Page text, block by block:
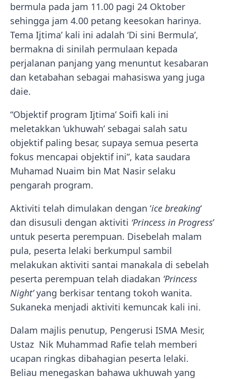
bermula pada jam 11.00 pagi 24 Oktober
sehingga jam 4.00 petang keesokan harinya.
Tema Ijtima’ kali ini adalah ‘Di sini Bermula’,
bermakna di sinilah permulaan kepada
perjalanan panjang yang menuntut kesabaran
dan ketabahan sebagai mahasiswa yang juga
daie.
“Objektif program Ijtima’ Soifi kali ini
meletakkan ‘ukhuwah’ sebagai salah satu
objektif paling besar, supaya semua peserta
fokus mencapai objektif ini”, kata saudara
Muhamad Nuaim bin Mat Nasir selaku
pengarah program.
Aktiviti telah dimulakan dengan ‘ice breaking‘
dan disusuli dengan aktiviti ‘Princess in Progress’
untuk peserta perempuan. Disebelah malam
pula, peserta lelaki berkumpul sambil
melakukan aktiviti santai manakala di sebelah
peserta perempuan telah diadakan ’Princess
Night’yang berkisar tentang tokoh wanita.
Sukaneka menjadi aktiviti kemuncak kali ini.
Dalam majlis penutup, Pengerusi ISMA Mesir,
Ustaz Nik Muhammad Rafie telah memberi
ucapan ringkas dibahagian peserta lelaki.
Beliau menegaskan bahawa ukhuwah yang